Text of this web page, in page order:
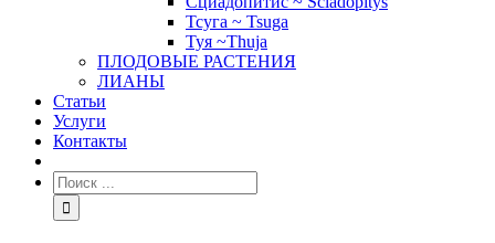
Тсуга ~ Tsuga
Туя ~Thuja
ПЛОДОВЫЕ РАСТЕНИЯ
ЛИАНЫ
Статьи
Услуги
Контакты